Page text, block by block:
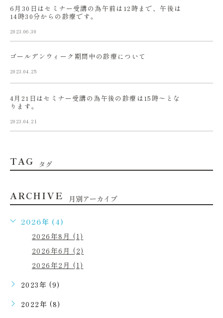
6月30日はセミナー受講の為午前は12時まで、午後は
14時30分からの診療です。
2023.06.30
ゴールデンウィーク期間中の診療について
2023.04.25
4月21日はセミナー受講の為午後の診療は15時〜とな
ります。
2023.04.21
TAG タグ
ARCHIVE 月別アーカイブ
2026年 (4)
2026年8月 (1)
2026年6月 (2)
2026年2月 (1)
2023年 (9)
2022年 (8)